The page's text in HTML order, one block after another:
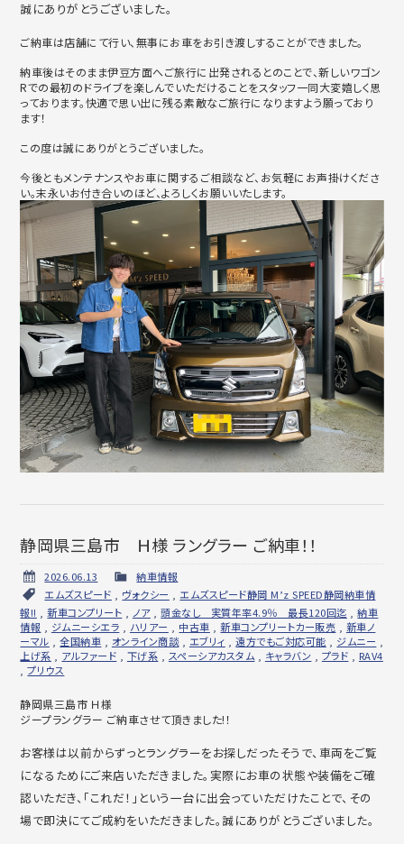
誠にありがとうございました。
ご納車は店舗にて行い、無事にお車をお引き渡しすることができました。
納車後はそのまま伊豆方面へご旅行に出発されるとのことで、新しいワゴン
Rでの最初のドライブを楽しんでいただけることをスタッフ一同大変嬉しく思
っております。快適で思い出に残る素敵なご旅行になりますよう願っており
ます！
この度は誠にありがとうございました。
今後ともメンテナンスやお車に関するご相談など、お気軽にお声掛けくださ
い。末永いお付き合いのほど、よろしくお願いいたします。
静岡県三島市 Ｈ様 ラングラー ご納車！！
2026.06.13
納車情報
エムズスピード
ヴォクシー
エムズスピード静岡 M’z SPEED静岡納車情
報!!
,新車コンプリート ノア,頭金なし 実質年率4.9％ 最長120回迄 ,納車
情報
ジムニーシエラ ハリアー 中古車 ,新車コンプリートカー販売
新車ノ
ーマル ,全国納車 オンライン商談, エブリィ ,遠方でもご対応可能 ジムニー
上げ系
アルファード 下げ系 スペーシアカスタム キャラバン プラド
RAV4
,プリウス
静岡県三島市 Ｈ様
ジープラングラー ご納車させて頂きました!！
お客様は以前からずっとラングラーをお探しだったそうで、車両をご覧
になるためにご来店いただきました。実際にお車の状態や装備をご確
認いただき、「これだ！」という一台に出会っていただけたことで、その
場で即決にてご成約をいただきました。誠にありがとうございました。